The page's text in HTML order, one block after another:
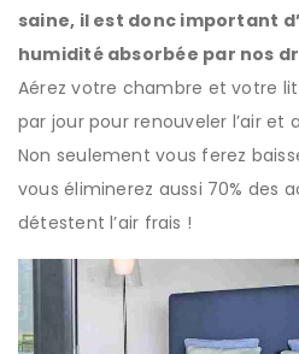
saine, il est donc important
humidité absorbée par nos
Aérez votre chambre et votre lit
par jour pour renouveler l’air et
Non seulement vous ferez
vous éliminerez aussi 70% des
détestent l’air frais !